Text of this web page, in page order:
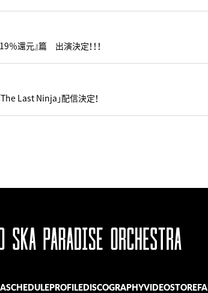
％還元』篇 出演決定！！！
Last Ninja」配信決定！
SCHEDULEPROFILEDISCOGRAPHYVIDEOSTORE